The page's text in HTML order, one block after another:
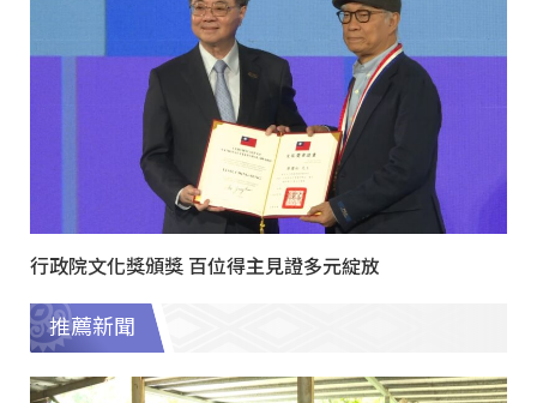
行政院文化獎頒獎 百位得主見證多元綻放
推薦新聞